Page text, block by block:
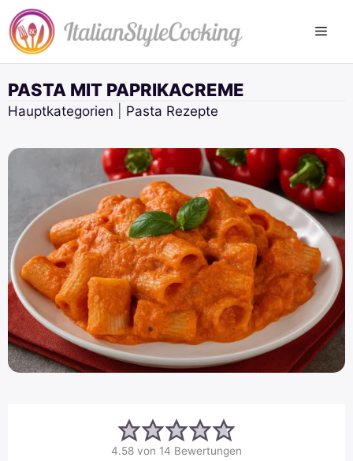
Zum
Inhalt
springen
PASTA MIT PAPRIKACREME
Hauptkategorien Pasta Rezepte
4.58 von 14 Bewertungen